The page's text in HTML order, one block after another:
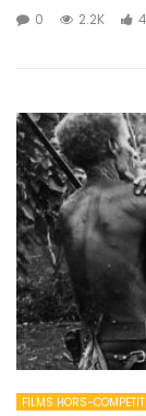
0 2.2K 4
FILMS HORS-